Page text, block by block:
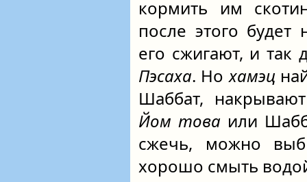
кормить им
после этого
его сжигают, и так
Пэсаха. Нохамэц
Шаббат,
Йом това или
сжечь, можно
хорошо смыть